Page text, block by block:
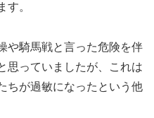
す。
や騎馬戦と言った危険を伴
思っていましたが、これは
ちが過敏になったという他